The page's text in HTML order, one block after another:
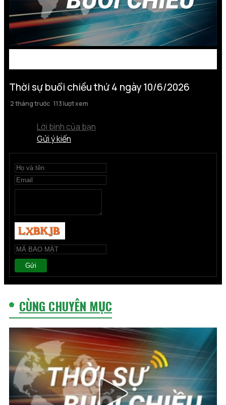
Thời sự buổi chiều thứ 4 ngày 10/6/2026
2 tháng trước 113 lượt xem
Lời bình của bạn
Gửi ý kiến
Gửi
CÙNG CHUYÊN MỤC